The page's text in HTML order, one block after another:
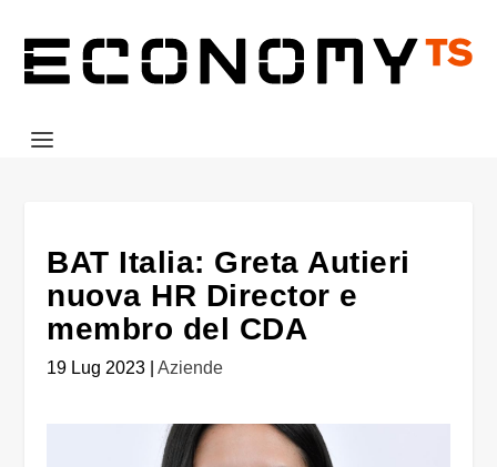
BAT Italia: Greta Autieri
nuova HR Director e
membro del CDA
19 Lug 2023 |Aziende